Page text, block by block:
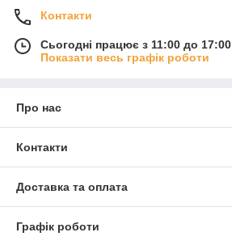
Контакти
Сьогодні працює з 11:00 до 17:00
Показати весь графік роботи
Про нас
Контакти
Доставка та оплата
Графік роботи